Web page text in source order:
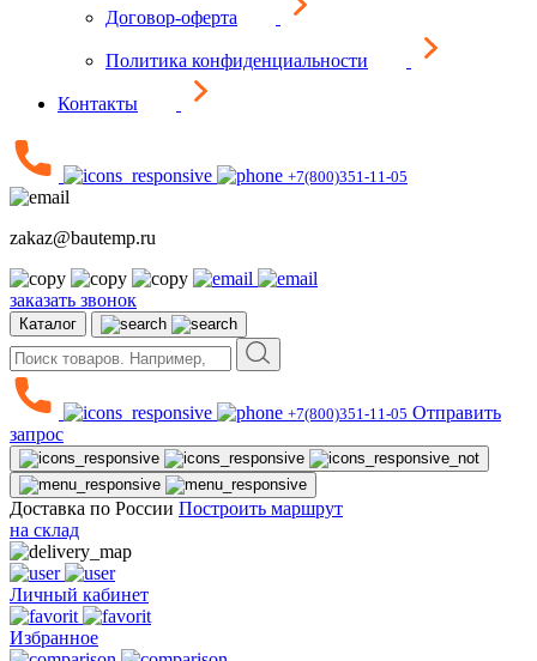
Договор-оферта
Политика конфиденциальности
Контакты
+7(800)351-11-05
zakaz@bautemp.ru
заказать звонок
Каталог
+7(800)351-11-05 Отправить
запрос
Доставка по России Построить маршрут
на склад
Личный кабинет
Избранное